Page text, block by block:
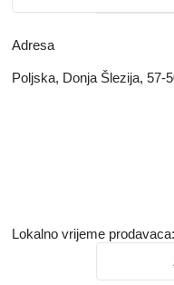
Adresa
Poljska, Donja Šlezija, 57-
Lokalno vrijeme